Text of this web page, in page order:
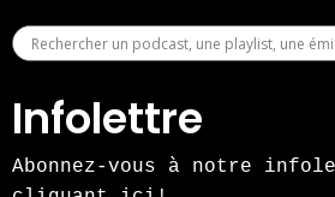
Infolettre
Abonnez-vous à notre